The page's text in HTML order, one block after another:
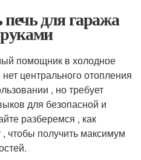
для гаража
помощник в холодное
центрального отопления
, но требует
для безопасной и
разберемся , как
чтобы получить максимум